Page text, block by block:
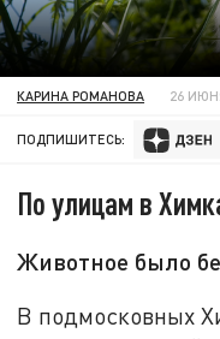
КАРИНА РОМАНОВА 26
ПОДПИШИТЕСЬ:
По улицам в
Животное было
В подмосковных